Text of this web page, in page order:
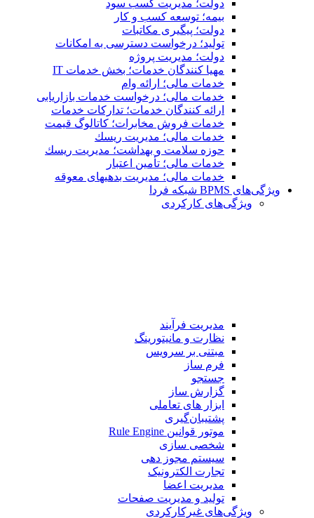
دولت؛ مدیریت کسب سود
بیمه؛ توسعه کسب و کار
دولت؛ پیگیری مکاتبات
تولید؛ درخواست دسترسی به امكانات
دولت؛ مدیریت پروژه
مهیا کنندگان خدمات؛ بخش خدمات IT
خدمات مالی؛ ارائه وام
خدمات مالی؛ درخواست خدمات بازاریابی
ارائه کنندگان خدمات؛ تدارکات خدمات
خدمات فروش مخابرات؛ کاتالوگ قیمت
خدمات مالی؛ مدیریت ریسك
حوزه سلامت و بهداشت؛ مدیریت ریسك
خدمات مالی؛ تأمین اعتبار
خدمات مالی؛ مدیریت بدهیهاى معوقه
ویژگی‌های BPMS شبکه فردا
ویژگی‌های كاركردی
مدیریت فرآیند
نظارت و مانیتورینگ
مبتنی بر سرویس
فرم ساز
جستجو
گزارش ساز
ابزار های تعاملی
پشتیبان‌گیری
موتور قوانین Rule Engine
شخصی سازی
سیستم مجوز دهی
تجارت الکترونیک
مدیریت اعضا
تولید و مدیریت صفحات
ویژگی‌های غیرکارکردی